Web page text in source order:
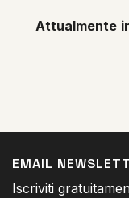
Attualmente
EMAIL
Iscriviti